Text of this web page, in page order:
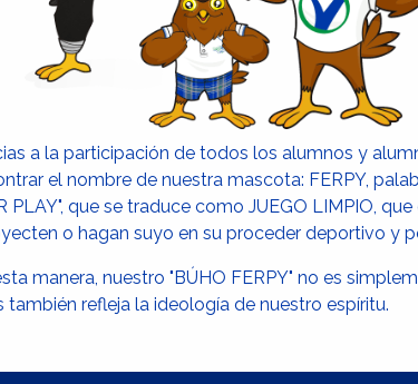
a la participación de todos los alumnos y
el nombre de nuestra mascota: FERPY,
PLAY", que se traduce como JUEGO LIMPIO,
o hagan suyo en su proceder deportivo y
manera, nuestro "BÚHO FERPY" no es
también refleja la ideología de nuestro espíritu.